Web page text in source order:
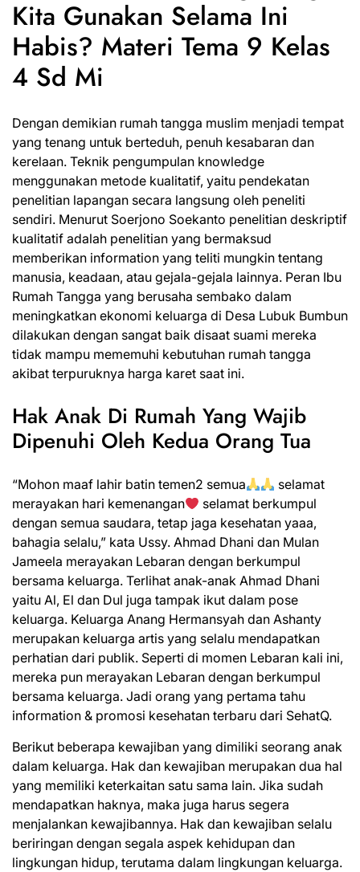
Kita Gunakan Selama Ini
Habis? Materi Tema 9 Kelas
4 Sd Mi
Dengan demikian rumah tangga muslim menjadi tempat
yang tenang untuk berteduh, penuh kesabaran dan
kerelaan. Teknik pengumpulan knowledge
menggunakan metode kualitatif, yaitu pendekatan
penelitian lapangan secara langsung oleh peneliti
sendiri. Menurut Soerjono Soekanto penelitian deskriptif
kualitatif adalah penelitian yang bermaksud
memberikan information yang teliti mungkin tentang
manusia, keadaan, atau gejala-gejala lainnya. Peran Ibu
Rumah Tangga yang berusaha sembako dalam
meningkatkan ekonomi keluarga di Desa Lubuk Bumbun
dilakukan dengan sangat baik disaat suami mereka
tidak mampu mememuhi kebutuhan rumah tangga
akibat terpuruknya harga karet saat ini.
Hak Anak Di Rumah Yang Wajib
Dipenuhi Oleh Kedua Orang Tua
“Mohon maaf lahir batin temen2 semua
selamat
merayakan hari kemenangan
selamat berkumpul
dengan semua saudara, tetap jaga kesehatan yaaa,
bahagia selalu,” kata Ussy. Ahmad Dhani dan Mulan
Jameela merayakan Lebaran dengan berkumpul
bersama keluarga. Terlihat anak-anak Ahmad Dhani
yaitu Al, El dan Dul juga tampak ikut dalam pose
keluarga. Keluarga Anang Hermansyah dan Ashanty
merupakan keluarga artis yang selalu mendapatkan
perhatian dari publik. Seperti di momen Lebaran kali ini,
mereka pun merayakan Lebaran dengan berkumpul
bersama keluarga. Jadi orang yang pertama tahu
information & promosi kesehatan terbaru dari SehatQ.
Berikut beberapa kewajiban yang dimiliki seorang anak
dalam keluarga. Hak dan kewajiban merupakan dua hal
yang memiliki keterkaitan satu sama lain. Jika sudah
mendapatkan haknya, maka juga harus segera
menjalankan kewajibannya. Hak dan kewajiban selalu
beriringan dengan segala aspek kehidupan dan
lingkungan hidup, terutama dalam lingkungan keluarga.